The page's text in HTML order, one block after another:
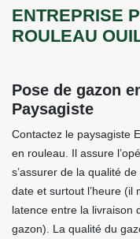
ENTREPRISE
ROULEAU
Pose de gazon
Paysagiste
Contactez le paysagiste
en rouleau. Il assure
s’assurer de la qualité
date et surtout l’heure (il
latence entre la livraison
gazon). La qualité du